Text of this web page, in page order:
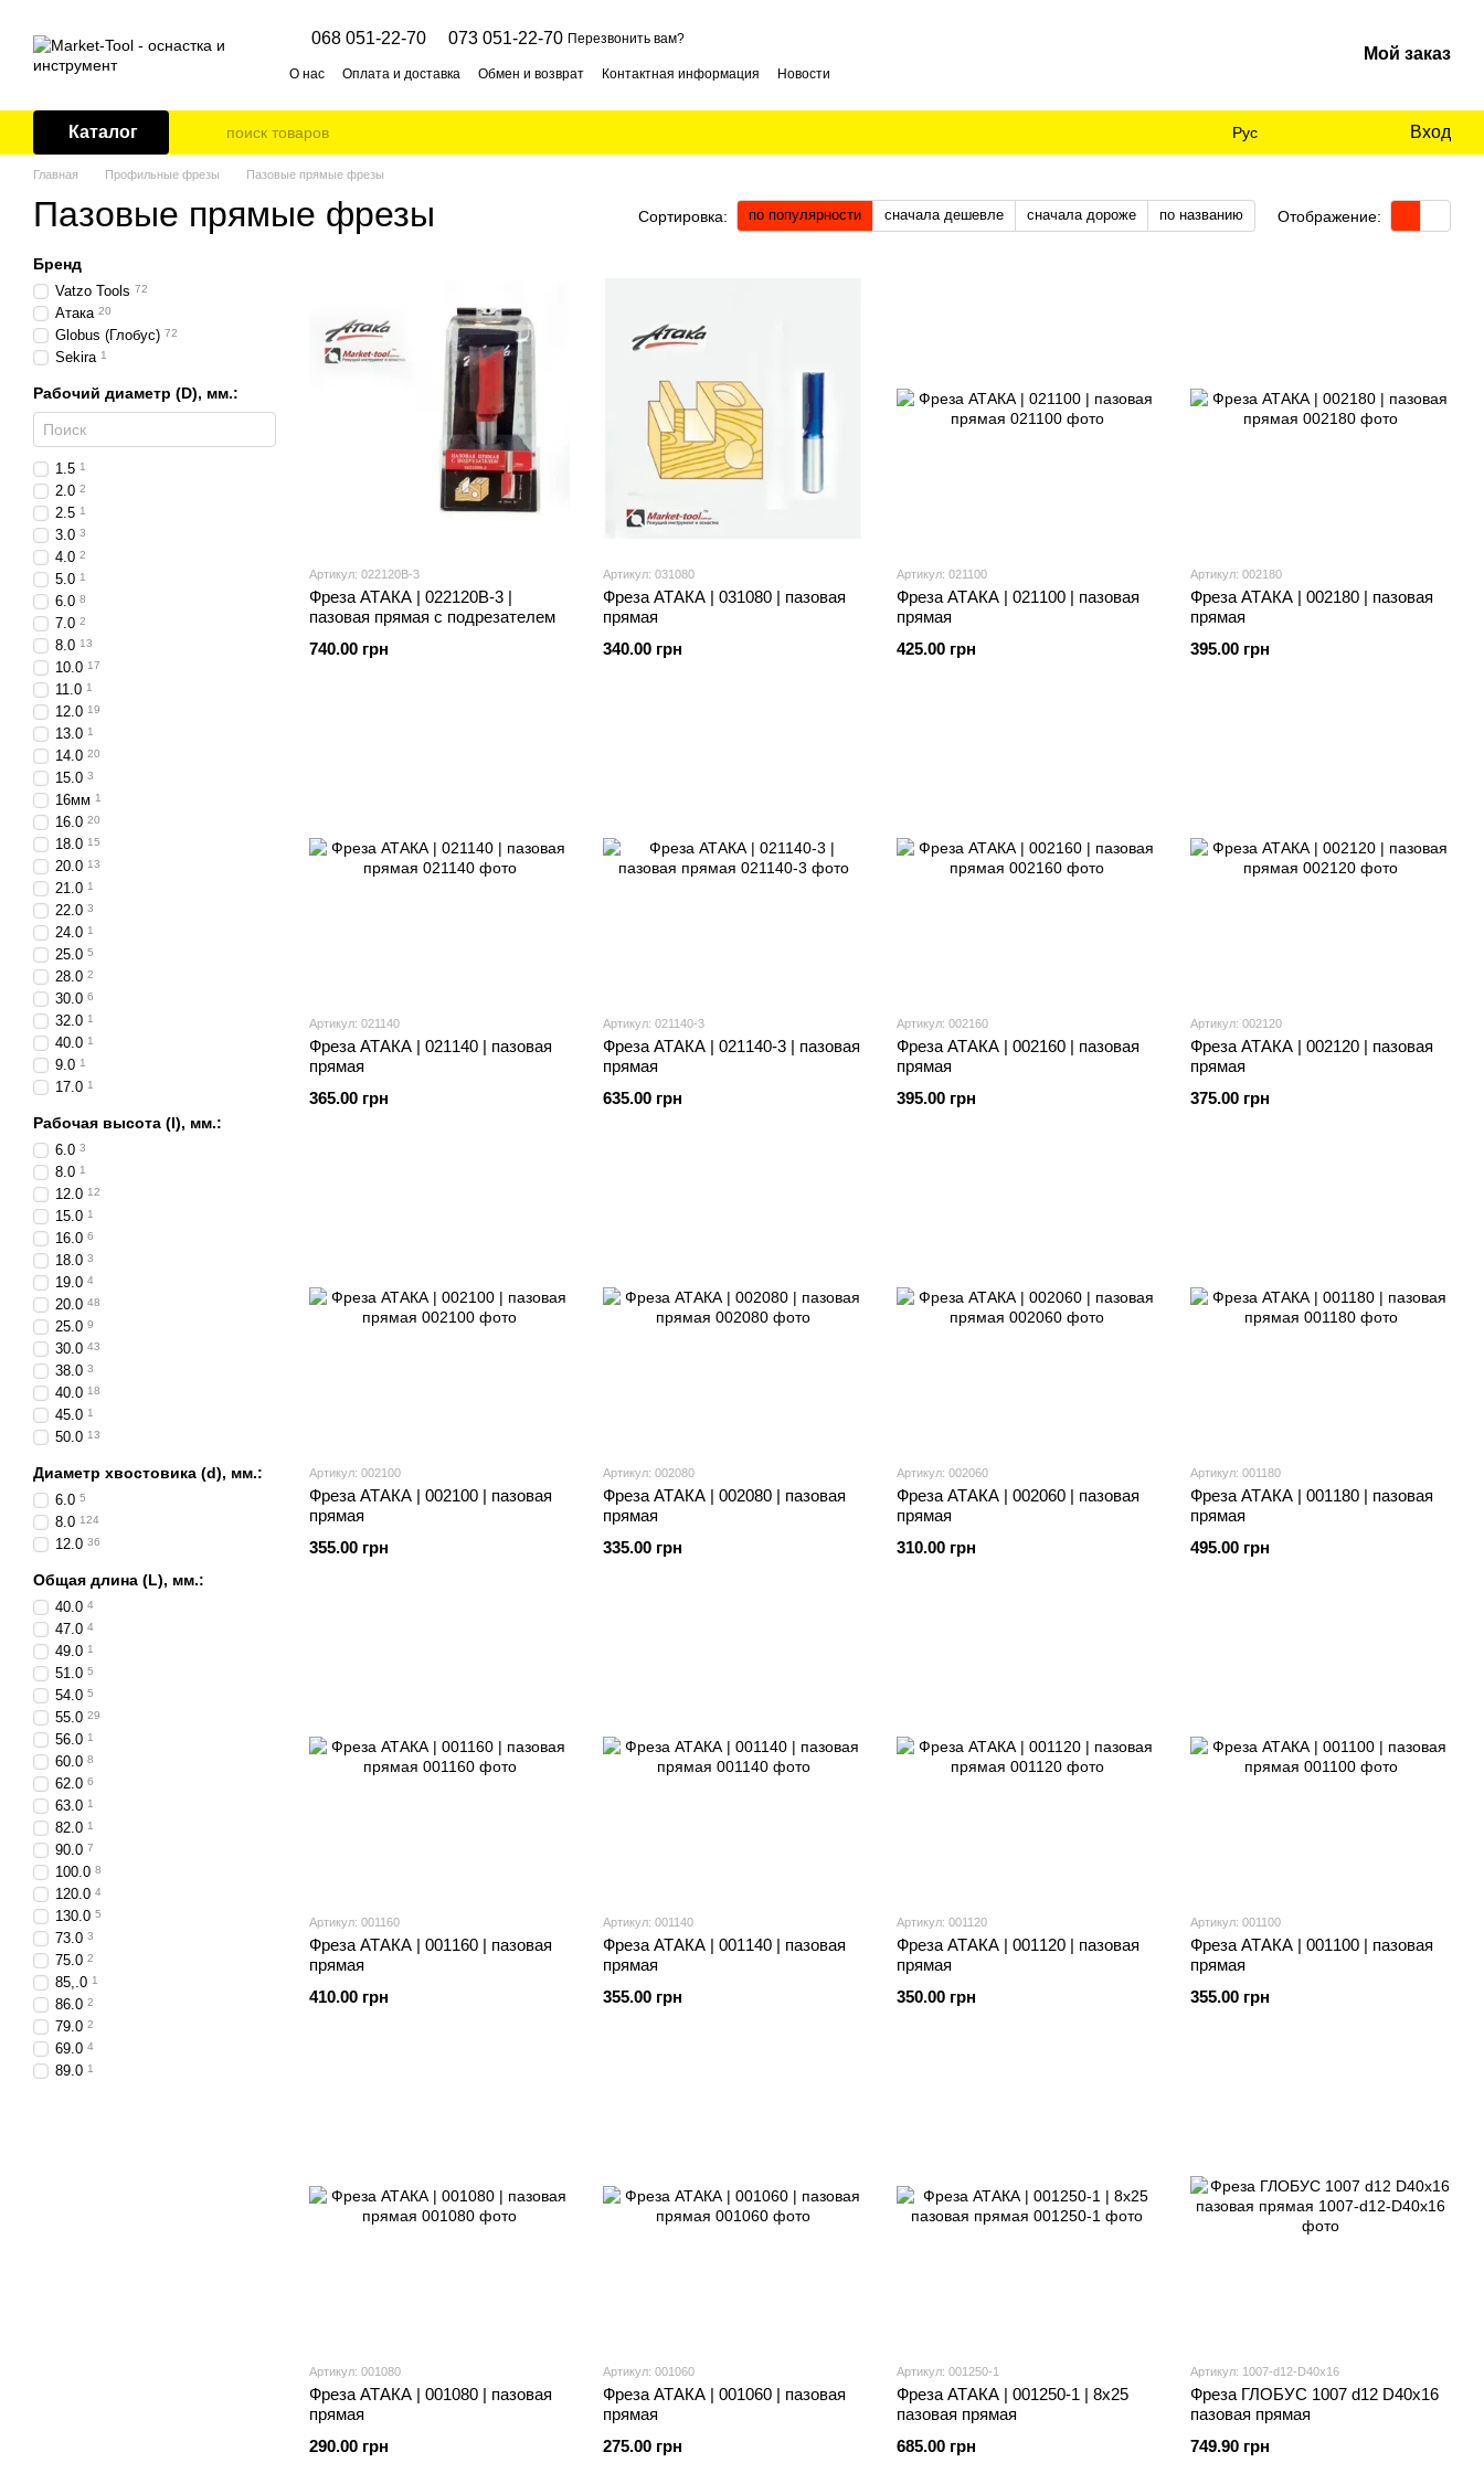
068 051-22-70 073 051-22-70 Перезвонить вам?
О нас Оплата и доставка Обмен и возврат Контактная информация Новости
Мой заказ
Каталог Рус Вход
Главная Профильные фрезы Пазовые прямые фрезы
Пазовые прямые фрезы Сортировка: по популярности сначала дешевле сначала дороже по названию Отображение:
Артикул: 022120B-3
Фреза АТАКА | 022120B-3 |
пазовая прямая с подрезателем
740.00 грн
Артикул: 031080
Фреза АТАКА | 031080 | пазовая
прямая
340.00 грн
Артикул: 021100
Фреза АТАКА | 021100 | пазовая
прямая
425.00 грн
Артикул: 002180
Фреза АТАКА | 002180 | пазовая
прямая
395.00 грн
Артикул: 021140
Фреза АТАКА | 021140 | пазовая
прямая
365.00 грн
Артикул: 021140-3
Фреза АТАКА | 021140-3 | пазовая
прямая
635.00 грн
Артикул: 002160
Фреза АТАКА | 002160 | пазовая
прямая
395.00 грн
Артикул: 002120
Фреза АТАКА | 002120 | пазовая
прямая
375.00 грн
Артикул: 002100
Фреза АТАКА | 002100 | пазовая
прямая
355.00 грн
Артикул: 002080
Фреза АТАКА | 002080 | пазовая
прямая
335.00 грн
Артикул: 002060
Фреза АТАКА | 002060 | пазовая
прямая
310.00 грн
Артикул: 001180
Фреза АТАКА | 001180 | пазовая
прямая
495.00 грн
Артикул: 001160
Фреза АТАКА | 001160 | пазовая
прямая
410.00 грн
Артикул: 001140
Фреза АТАКА | 001140 | пазовая
прямая
355.00 грн
Артикул: 001120
Фреза АТАКА | 001120 | пазовая
прямая
350.00 грн
Артикул: 001100
Фреза АТАКА | 001100 | пазовая
прямая
355.00 грн
Артикул: 001080
Фреза АТАКА | 001080 | пазовая
прямая
290.00 грн
Артикул: 001060
Фреза АТАКА | 001060 | пазовая
прямая
275.00 грн
Артикул: 001250-1
Фреза АТАКА | 001250-1 | 8x25
пазовая прямая
685.00 грн
Артикул: 1007-d12-D40x16
Фреза ГЛОБУС 1007 d12 D40x16
пазовая прямая
749.90 грн
Бренд
Vatzo Tools 72
Атака 20
Globus (Глобус) 72
Sekira 1
Рабочий диаметр (D), мм.:
1.5 1
2.0 2
2.5 1
3.0 3
4.0 2
5.0 1
6.0 8
7.0 2
8.0 13
10.0 17
11.0 1
12.0 19
13.0 1
14.0 20
15.0 3
16мм 1
16.0 20
18.0 15
20.0 13
21.0 1
22.0 3
24.0 1
25.0 5
28.0 2
30.0 6
32.0 1
40.0 1
9.0 1
17.0 1
Рабочая высота (I), мм.:
6.0 3
8.0 1
12.0 12
15.0 1
16.0 6
18.0 3
19.0 4
20.0 48
25.0 9
30.0 43
38.0 3
40.0 18
45.0 1
50.0 13
Диаметр хвостовика (d), мм.:
6.0 5
8.0 124
12.0 36
Общая длина (L), мм.:
40.0 4
47.0 4
49.0 1
51.0 5
54.0 5
55.0 29
56.0 1
60.0 8
62.0 6
63.0 1
82.0 1
90.0 7
100.0 8
120.0 4
130.0 5
73.0 3
75.0 2
85,.0 1
86.0 2
79.0 2
69.0 4
89.0 1